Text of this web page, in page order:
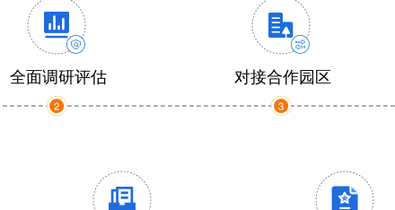
全面调研评估 对接合作园区